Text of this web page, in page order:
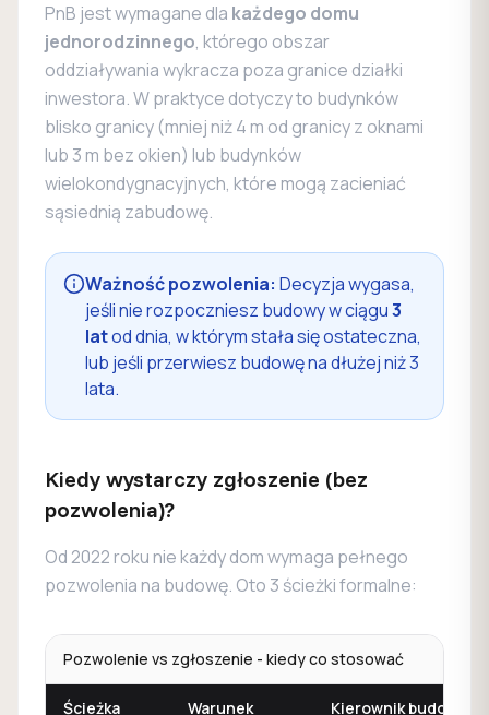
PnB jest wymagane dla każdego domu
jednorodzinnego, którego obszar
oddziaływania wykracza poza granice działki
inwestora. W praktyce dotyczy to budynków
blisko granicy (mniej niż 4 m od granicy z oknami
lub 3 m bez okien) lub budynków
wielokondygnacyjnych, które mogą zacieniać
sąsiednią zabudowę.
Ważność pozwolenia: Decyzja wygasa,
jeśli nie rozpoczniesz budowy w ciągu3
latod dnia, w którym stała się ostateczna,
lub jeśli przerwiesz budowę na dłużej niż 3
lata.
Kiedy wystarczy zgłoszenie (bez
pozwolenia)?
Od 2022 roku nie każdy dom wymaga pełnego
pozwolenia na budowę. Oto 3 ścieżki formalne:
Pozwolenie vs zgłoszenie - kiedy co stosować
Ścieżka Warunek Kierownik budowy